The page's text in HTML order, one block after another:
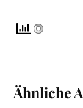
Ähnliche